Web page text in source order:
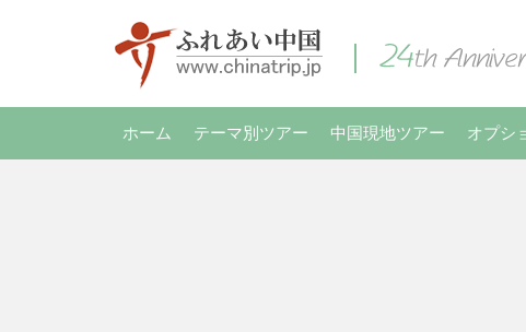
ホーム テーマ別ツアー 中国現地ツアー オプシ